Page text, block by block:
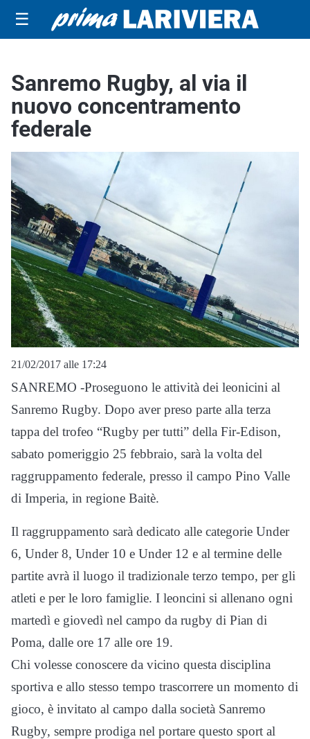
☰
Sanremo Rugby, al via il
nuovo concentramento
federale
21/02/2017 alle 17:24
SANREMO -Proseguono le attività dei leonicini al
Sanremo Rugby. Dopo aver preso parte alla terza
tappa del trofeo “Rugby per tutti” della Fir-Edison,
sabato pomeriggio 25 febbraio, sarà la volta del
raggruppamento federale, presso il campo Pino Valle
di Imperia, in regione Baitè.
Il raggruppamento sarà dedicato alle categorie Under
6, Under 8, Under 10 e Under 12 e al termine delle
partite avrà il luogo il tradizionale terzo tempo, per gli
atleti e per le loro famiglie. I leoncini si allenano ogni
martedì e giovedì nel campo da rugby di Pian di
Poma, dalle ore 17 alle ore 19.
Chi volesse conoscere da vicino questa disciplina
sportiva e allo stesso tempo trascorrere un momento di
gioco, è invitato al campo dalla società Sanremo
Rugby, sempre prodiga nel portare questo sport al